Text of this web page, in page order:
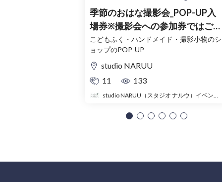
季節のおはな撮影会_POP-UP入
場券※撮影会への参加券ではござ
いません。
こどもふく・ハンドメイド・撮影小物のシ
ョップのPOP-UP
studio NARUU
11
133
studio NARUU（スタジオ ナルウ）イベント事務局